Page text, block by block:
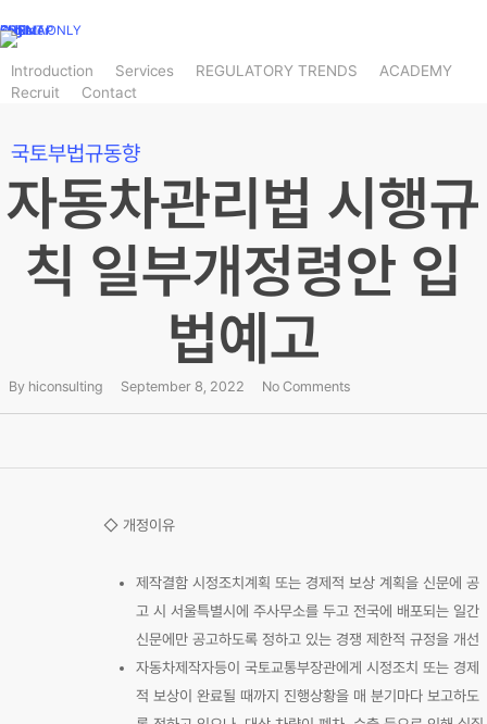
to
main
content
CLIENT ONLY
SITEMAP
KOR
CHN
Log In
Register
Introduction Services REGULATORY TRENDS
ACADEMY
Recruit
Contact
국토부법규동향
자동차관리법 시행규
칙 일부개정령안 입
법예고
By hiconsulting September 8, 2022 No Comments
◇ 개정이유
제작결함 시정조치계획 또는 경제적 보상 계획을 신문에 공
고 시 서울특별시에 주사무소를 두고 전국에 배포되는 일간
신문에만 공고하도록 정하고 있는 경쟁 제한적 규정을 개선
자동차제작자등이 국토교통부장관에게 시정조치 또는 경제
적 보상이 완료될 때까지 진행상황을 매 분기마다 보고하도